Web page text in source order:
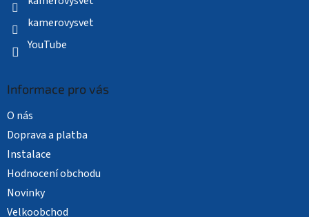
kamerovysvet
YouTube
Informace pro vás
O nás
Doprava a platba
Instalace
Hodnocení obchodu
Novinky
Velkoobchod